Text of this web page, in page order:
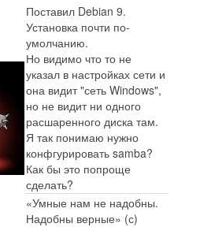
Поставил Debian 9.
Установка почти по-
умолчанию.
Но видимо что то не
указал в настройках сети и
она видит "сеть Windows",
но не видит ни одного
расшаренного диска там.
Я так понимаю нужно
конфгурировать samba?
Как бы это попроще
сделать?
«Умные нам не надобны.
Надобны верные» (с)